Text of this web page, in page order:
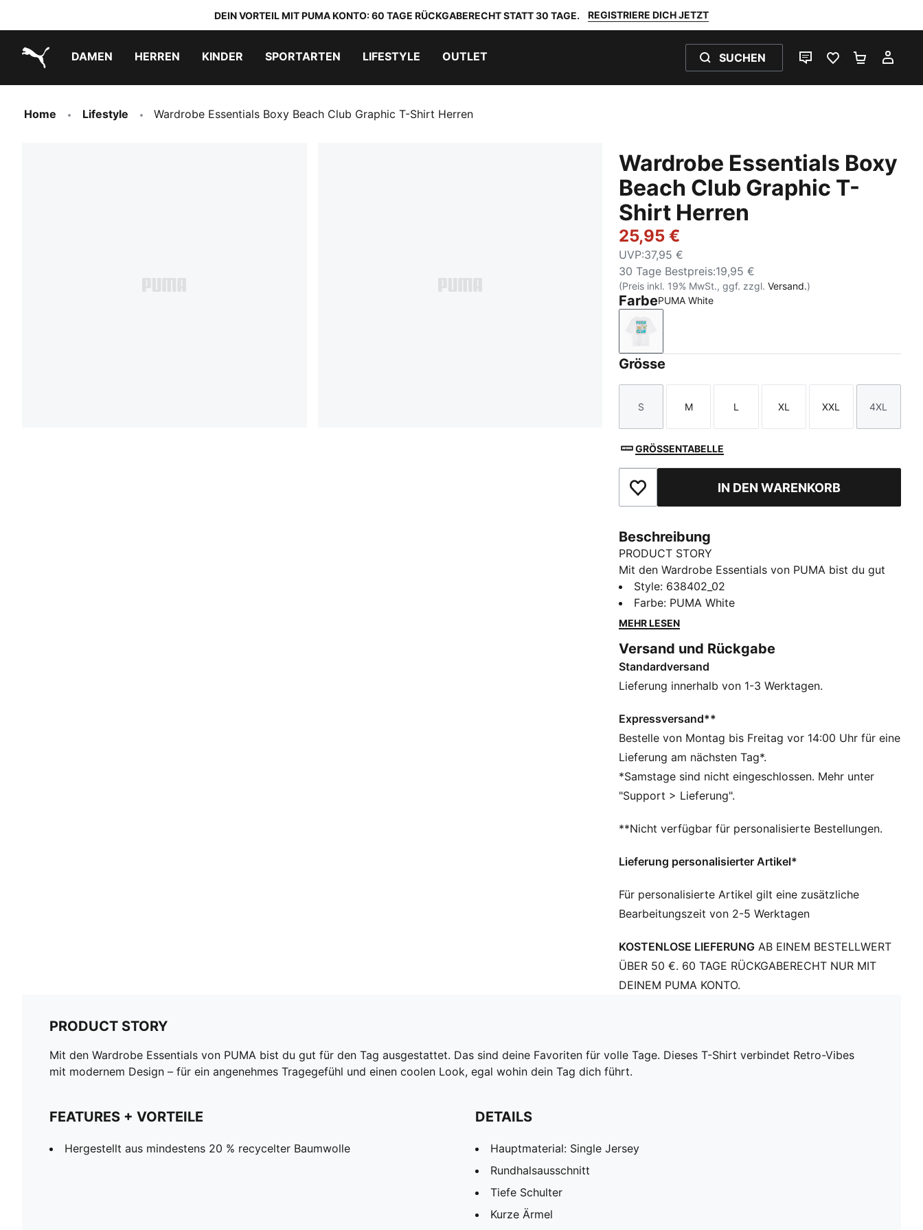
DEIN VORTEIL MIT PUMA KONTO: 60 TAGE RÜCKGABERECHT STATT 30 TAGE. REGISTRIERE DICH JETZT
DAMEN HERREN KINDER SPORTARTEN LIFESTYLE OUTLET SUCHEN
LIVE-CHATFAVORITEN 0
Home Lifestyle Wardrobe Essentials Boxy Beach Club Graphic T-Shirt Herren
Wardrobe Essentials Boxy
Beach Club Graphic T-
Shirt Herren
25,95 €
UVP:37,95 €
30 Tage Bestpreis:19,95 €
(Preis inkl. 19% MwSt., ggf. zzgl.Versand.)
FarbePUMA White
Grösse
Größe
S
Größe
M
Größe
L
Größe
XL
Größe
XXL
Größe
4XL
GRÖSSENTABELLE
Zu Favoriten hinzufügenIN DEN WARENKORB
Beschreibung
PRODUCT STORY
Mit den Wardrobe Essentials von PUMA bist du gut
für den Tag ausgestattet. Das sind deine Favoriten für
volle Tage. Dieses T-Shirt verbindet Retro-Vibes mit
modernem Design – für ein angenehmes Tragegefühl
führt.
FEATURES + VORTEILE
Hergestellt aus mindestens 20 % recycelter
DETAILS
Hauptmaterial: Single Jersey
Rundhalsausschnitt
Tiefe Schulter
Kurze Ärmel
PUMA Branding-Details
Style: 638402_02
Farbe: PUMA White
MEHR LESEN
Versand und Rückgabe
Standardversand
Lieferung innerhalb von 1-3 Werktagen.
Expressversand**
Bestelle von Montag bis Freitag vor 14:00 Uhr für eine
Lieferung am nächsten Tag*.
*Samstage sind nicht eingeschlossen. Mehr unter
"Support > Lieferung".
**Nicht verfügbar für personalisierte Bestellungen.
Lieferung personalisierter Artikel*
Für personalisierte Artikel gilt eine zusätzliche
Bearbeitungszeit von 2-5 Werktagen
KOSTENLOSE LIEFERUNG AB EINEM BESTELLWERT
ÜBER 50 €. 60 TAGE RÜCKGABERECHT NUR MIT
DEINEM PUMA KONTO.
PRODUCT STORY
Mit den Wardrobe Essentials von PUMA bist du gut für den Tag ausgestattet. Das sind deine Favoriten für volle Tage. Dieses T-Shirt verbindet Retro-Vibes
mit modernem Design – für ein angenehmes Tragegefühl und einen coolen Look, egal wohin dein Tag dich führt.
FEATURES + VORTEILE
Hergestellt aus mindestens 20 % recycelter Baumwolle
DETAILS
Hauptmaterial: Single Jersey
Rundhalsausschnitt
Tiefe Schulter
Kurze Ärmel